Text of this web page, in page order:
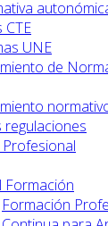
CTE
UNE
de
regulaciones
Formación
Formación